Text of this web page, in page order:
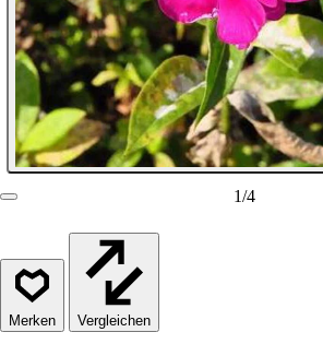
1/4
Vergleichen